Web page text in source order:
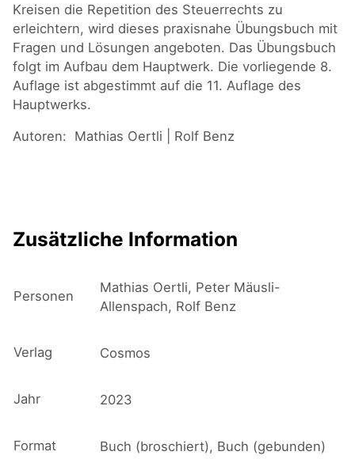
Kreisen die Repetition des Steuerrechts zu
erleichtern, wird dieses praxisnahe Übungsbuch mit
Fragen und Lösungen angeboten. Das Übungsbuch
folgt im Aufbau dem Hauptwerk. Die vorliegende 8.
Auflage ist abgestimmt auf die 11. Auflage des
Hauptwerks.
Autoren: Mathias Oertli | Rolf Benz
Zusätzliche Information
Personen
Mathias Oertli, Peter Mäusli-
Allenspach, Rolf Benz
Verlag Cosmos
Jahr 2023
Format Buch (broschiert), Buch (gebunden)